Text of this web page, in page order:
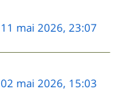
11 mai 2026, 23:07
02 mai 2026, 15:03